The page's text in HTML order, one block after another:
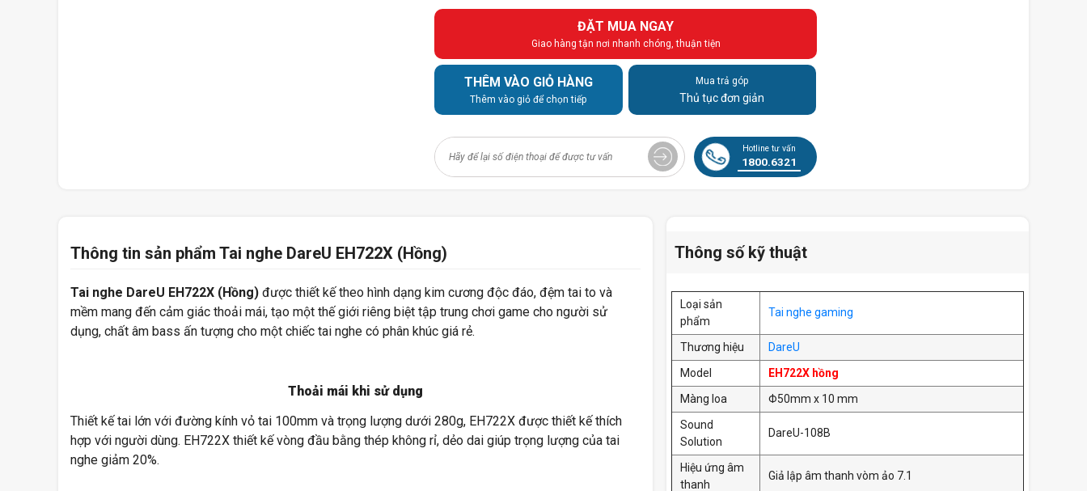
ĐẶT MUA NGAY
Giao hàng tận nơi nhanh chóng, thuận tiện
THÊM VÀO GIỎ HÀNG
Thêm vào giỏ để chọn tiếp
Mua trả góp
Thủ tục đơn giản
Hotline tư vấn
1800.6321
Thông tin sản phẩm Tai nghe DareU EH722X (Hồng)
Tai nghe DareU EH722X (Hồng) được thiết kế theo hình dạng kim cương độc đáo, đệm tai to và
mềm mang đến cảm giác thoải mái, tạo một thế giới riêng biệt tập trung chơi game cho người sử
dụng, chất âm bass ấn tượng cho một chiếc tai nghe có phân khúc giá rẻ.
Thoải mái khi sử dụng
Thiết kế tai lớn với đường kính vỏ tai 100mm và trọng lượng dưới 280g, EH722X được thiết kế thích
hợp với người dùng. EH722X thiết kế vòng đầu bằng thép không rỉ, dẻo dai giúp trọng lượng của tai
nghe giảm 20%.
Thông số kỹ thuật
Loại sản
phẩm
Tai nghe gaming
Thương hiệu
DareU
Model
EH722X hồng
Màng loa
Φ50mm x 10 mm
Sound
Solution
DareU-108B
Hiệu ứng âm
thanh
Giả lập âm thanh vòm ảo 7.1